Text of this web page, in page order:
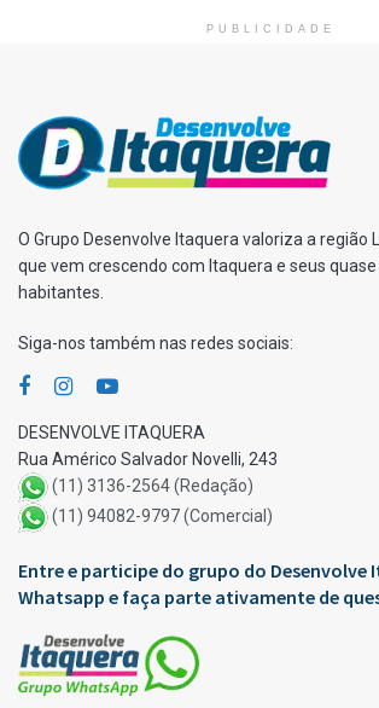
PUBLICIDADE
O Grupo Desenvolve Itaquera valoriza a região
que vem crescendo com Itaquera e seus quase
habitantes.
Siga-nos também nas redes sociais:
DESENVOLVE ITAQUERA
Rua Américo Salvador Novelli, 243
(11) 3136-2564 (Redação)
(11) 94082-9797 (Comercial)
Entre e participe do grupo do Desenvolve
Whatsapp e faça parte ativamente de